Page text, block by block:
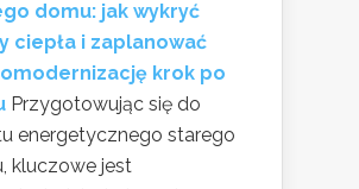
domu: jak wykryć
ciepła i zaplanować
krok po
Przygotowując się do
energetycznego starego
kluczowe jest